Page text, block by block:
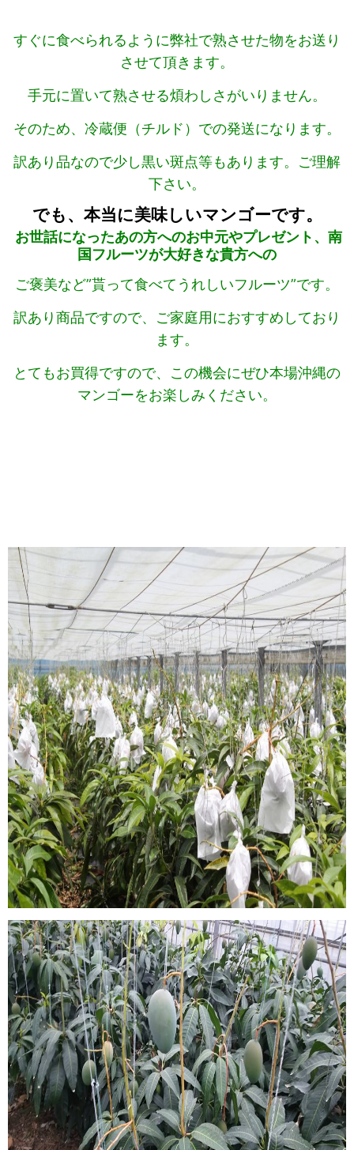
すぐに食べられるように弊社で熟させた物をお送り
させて頂きます。
手元に置いて熟させる煩わしさがいりません。
そのため、冷蔵便（チルド）での発送になります。
訳あり品なので少し黒い斑点等もあります。ご理解
下さい。
でも、本当に美味しいマンゴーです。
お世話になったあの方へのお中元やプレゼント、南
国フルーツが大好きな貴方への
ご褒美など”貰って食べてうれしいフルーツ”です。
訳あり商品ですので、ご家庭用におすすめしており
ます。
とてもお買得ですので、この機会にぜひ本場沖縄の
マンゴーをお楽しみください。